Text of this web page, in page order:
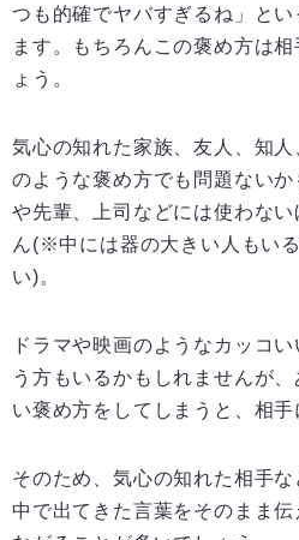
つも的確でヤバすぎるね」と
ます。もちろんこの褒め方は
ょう。
気心の知れた家族、友人、知
のような褒め方でも問題ない
や先輩、上司などには使わな
ん(※中には器の大きい人もい
い)。
ドラマや映画のようなカッコ
う方もいるかもしれませんが
い褒め方をしてしまうと、相手
そのため、気心の知れた相手
中で出てきた言葉をそのまま